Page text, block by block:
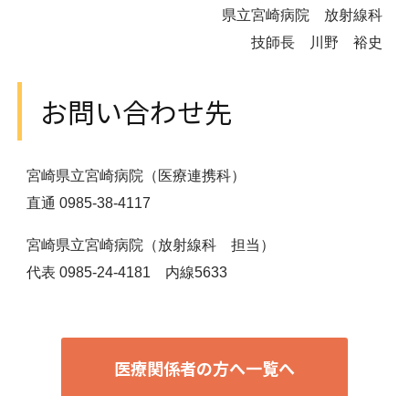
県立宮崎病院 放射線科
技師長 川野 裕史
お問い合わせ先
宮崎県立宮崎病院（医療連携科）
直通 0985-38-4117
宮崎県立宮崎病院（放射線科 担当）
代表 0985-24-4181 内線5633
医療関係者の方へ一覧へ